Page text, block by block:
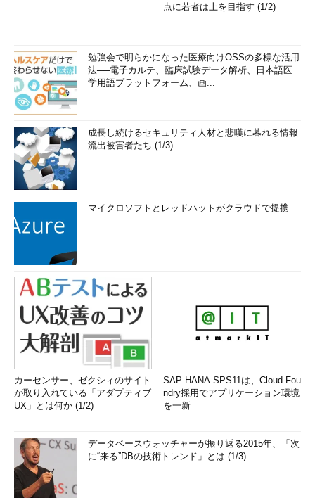
点に若者は上を目指す (1/2)
勉強会で明らかになった医療向けOSSの多様な活用
法──電子カルテ、臨床試験データ解析、日本語医
学用語プラットフォーム、画...
成長し続けるセキュリティ人材と悲嘆に暮れる情報
流出被害者たち (1/3)
マイクロソフトとレッドハットがクラウドで提携
カーセンサー、ゼクシィのサイト
が取り入れている「アダプティブ
UX」とは何か (1/2)
SAP HANA SPS11は、Cloud Fou
ndry採用でアプリケーション環境
を一新
データベースウォッチャーが振り返る2015年、「次
に“来る”DBの技術トレンド」とは (1/3)